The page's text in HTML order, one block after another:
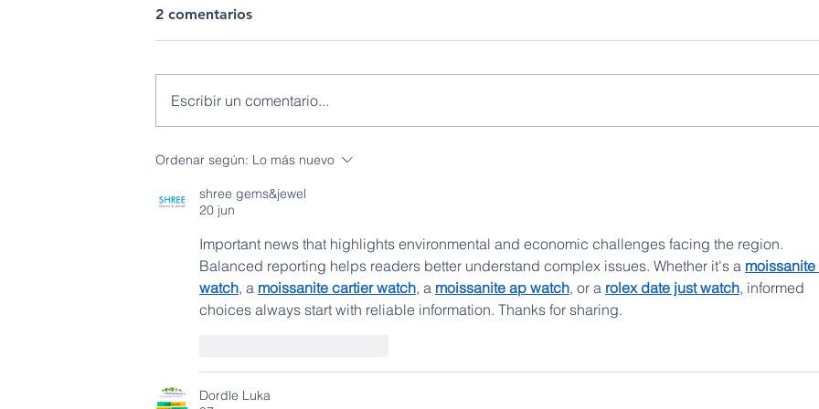
IIGE fortalece el
regional para el desarrollo
del país
país
2 comentarios
Escribir un comentario...
Ordenar según: Lo más nuevo
shree gems&jewel
20 jun
Important news that highlights environmental and economic challenges facing the region.
Balanced reporting helps readers better understand complex issues. Whether it's a moissanite
watch, a moissanite cartier watch, a moissanite ap watch, or a rolex date just watch, informed
choices always start with reliable information. Thanks for sharing.
Dordle Luka